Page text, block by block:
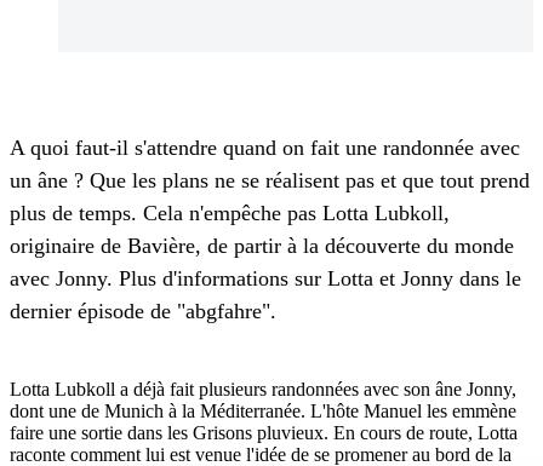
A quoi faut-il s'attendre quand on fait une randonnée avec
un âne ? Que les plans ne se réalisent pas et que tout prend
plus de temps. Cela n'empêche pas Lotta Lubkoll,
originaire de Bavière, de partir à la découverte du monde
avec Jonny. Plus d'informations sur Lotta et Jonny dans le
dernier épisode de "abgfahre".
Lotta Lubkoll a déjà fait plusieurs randonnées avec son âne Jonny,
dont une de Munich à la Méditerranée. L'hôte Manuel les emmène
faire une sortie dans les Grisons pluvieux. En cours de route, Lotta
raconte comment lui est venue l'idée de se promener au bord de la